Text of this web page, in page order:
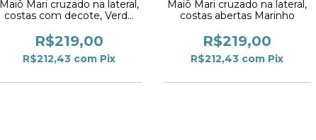
Maiô Mari cruzado na lateral,
costas com decote, Verde
R$219,00
R$212,43 com Pix
Maiô Mari cruzado na lateral,
costas abertas Marinho
R$219,00
R$212,43 com Pix